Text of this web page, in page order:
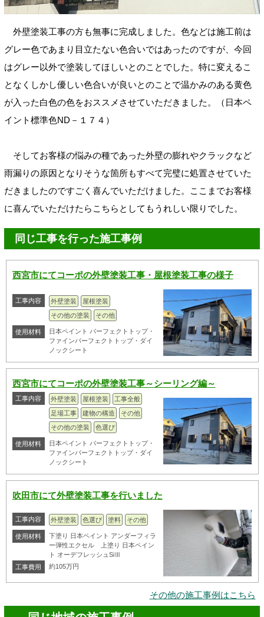
外壁塗装工事の方も無事に完成しました。色などは施工前は
グレー色であまり目立たない色合いではあったのですが、今回
はグレー以外で塗装してほしいとのことでした。特に変えるこ
となくしかし優しい色合いが良いとのことで温かみのある黄色
が入った白色の色をおススメさせていただきました。（日本ペ
イント標準色ND－１７４）
そしてお客様の悩みの種であった外壁の膨れやクラックなど
雨漏りの原因となりそうな箇所もすべて完璧に処置させていた
だきましたのですごく喜んでいただけました。ここまでお客様
に喜んでいただけたらこちらとしてもうれしい限りでした。
同じ工事を行った施工事例
西宮市にてコーポの外壁塗装工事・屋根塗装工事の様子
工事内容 外壁塗装
屋根塗装
その他の塗装
その他
使用材料
日本ペイント パーフェクトトップ・
ファインパーフェクトトップ・ダイ
ノックシート
西宮市にてコーポの外壁塗装工事～シーリング編～
工事内容 外壁塗装 屋根塗装
工事全般
足場工事
建物の構造
その他
その他の塗装
色選び
使用材料
日本ペイント パーフェクトトップ・
ファインパーフェクトトップ・ダイ
ノックシート
吹田市にて外壁塗装工事を行いました
工事内容 外壁塗装 色選び 塗料 その他
使用材料
下塗り 日本ペイント アンダーフィラ
ー弾性エクセル 上塗り 日本ペイン
ト オーデフレッシュSiⅢ
工事費用
約105万円
その他の施工事例はこちら